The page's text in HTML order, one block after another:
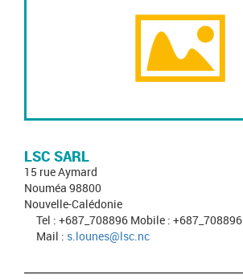
LSC SARL
15 rue Aymard
Nouméa 98800
Nouvelle-Calédonie
Tel : +687_708896 Mobile : +687_708896
Mail : s.lounes@lsc.nc